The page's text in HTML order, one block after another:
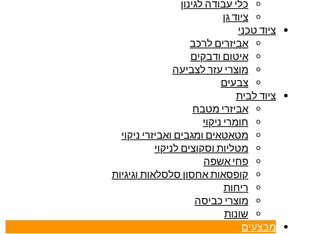
כלי עבודה לגינון
ציוד גן
ציוד טכני
אביזרים לרכב
איטום ודבקים
מוצרי עזר לצביעה
צבעים
ציוד לבית
אביזרי מטבח
חומרי ניקוי
מטאטאים ומגבים ואביזרי ניקוי
מטליות וסקוצים לניקוי
פחי אשפה
קופסאות אחסון סלסלאות וגיגיות
ריחות
מוצרי כביסה
שונות
מבצעים